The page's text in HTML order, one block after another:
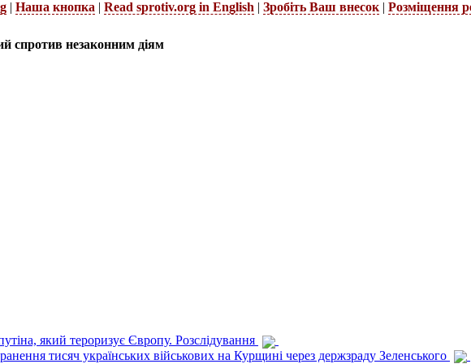
| Наша кнопка | Read sprotiv.org in English | Зробіть Ваш внесок | Розміщення
спротив незаконним діям
який тероризує Європу. Розслідування
тисяч українських військових на Курщині через держзраду Зеленського